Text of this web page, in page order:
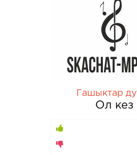
Гашыктар
Ол кез